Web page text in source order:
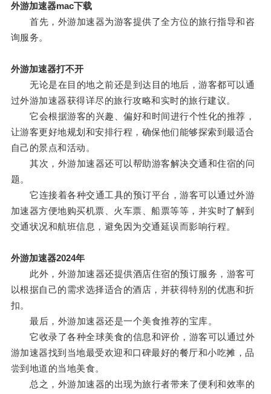
外游加速器mac下载
首先，外游加速器为游客提供了全方位的旅行指导和咨
询服务。
外游加速器打不开
无论是在目的地之前还是到达目的地后，游客都可以通
过外游加速器获得详尽的旅行攻略和实时的旅行建议。
它会根据游客的兴趣、偏好和时间进行个性化的推荐，
让游客更好地规划和安排行程，确保他们能够探索到最适合
自己的景点和活动。
其次，外游加速器还可以帮助游客解决交通和住宿的问
题。
它连接着各种交通工具的预订平台，游客可以通过外游
加速器方便地购买机票、火车票、船票等等，并实时了解到
交通状况和航班信息，避免因为交通延误而影响行程。
外游加速器2024年
此外，外游加速器还提供酒店住宿的预订服务，游客可
以根据自己的需求选择适合的酒店，并获得特别的优惠和折
扣。
最后，外游加速器还是一个美食推荐的宝库。
它收录了各种全球美食的信息和评价，游客可以通过外
游加速器找到当地最受欢迎和口碑最好的餐厅和小吃摊，品
尝到地道的当地美食。
总之，外游加速器的出现为旅行者带来了便利和效率的